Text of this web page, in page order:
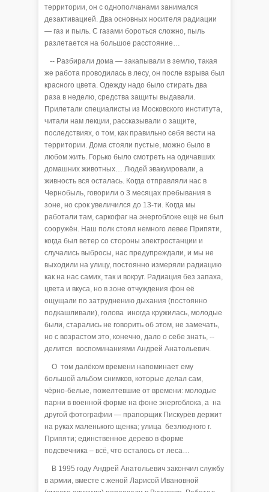
территории, он с однополчанами занимался
дезактивацией. Два основных носителя радиации
— газ и пыль. С газами бороться сложно, пыль
разлетается на большое расстояние…
-- Разбирали дома — закапывали в землю, такая
же работа проводилась в лесу, он после взрыва был
красного цвета. Одежду надо было стирать два
раза в неделю, средства защиты выдавали.
Прилетали специалисты из Московского института,
читали нам лекции, рассказывали о защите,
последствиях, о том, как правильно себя вести на
территории. Дома стояли пустые, можно было в
любом жить. Горько было смотреть на одичавших
домашних животных… Людей эвакуировали, а
живность вся осталась. Когда отправляли нас в
Чернобыль, говорили о 3 месяцах пребывания в
зоне, но срок увеличился до 13-ти. Когда мы
работали там, саркофаг на энергоблоке ещё не был
сооружён. Наш полк стоял немного левее Припяти,
когда был ветер со стороны электростанции и
случались выбросы, нас предупреждали, и мы не
выходили на улицу, постоянно измеряли радиацию
как на нас самих, так и вокруг. Радиация без запаха,
цвета и вкуса, но в зоне отчуждения фон её
ощущали по затруднению дыхания (постоянно
подкашливали), голова иногда кружилась, молодые
были, старались не говорить об этом, не замечать,
но с возрастом это, конечно, дало о себе знать, --
делится воспоминаниями Андрей Анатольевич.
О том далёком времени напоминает ему
большой альбом снимков, которые делал сам,
чёрно-белые, пожелтевшие от времени: молодые
парни в военной форме на фоне энергоблока, а на
другой фотографии — прапорщик Пискурёв держит
на руках маленького щенка; улица безлюдного г.
Припяти; единственное дерево в форме
подсвечника – всё, что осталось от леса…
В 1995 году Андрей Анатольевич закончил службу
в армии, вместе с женой Ларисой Ивановной